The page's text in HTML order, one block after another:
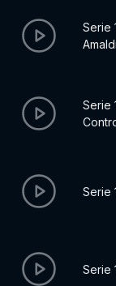
Serie
Serie
Serie
Serie